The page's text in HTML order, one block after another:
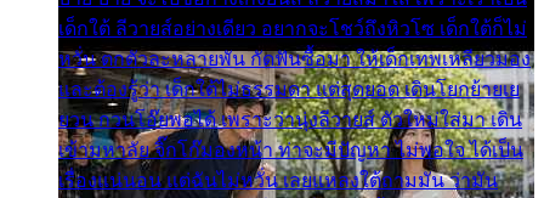
เด็กใต้ ลีวายส์อย่างเดียว อยากจะโชว์ถึงหิวโซ เด็กใต้ก็ไม่
หวั่น ตกตัวละหลายพัน กัดฟันซื้อมา ให้เด็กเทพเหลียวมอง
และต้องรู้ว่า เด็กใต้ไม่ธรรมดา แต่สุดยอด เดินโยกย้ายเย
ยวน กวนโอ๊ยพอได้ เพราะว่านุ่งลีวายส์ ตัวใหม่ใส่มา เดิน
เข้ามหาลัย จิ๊กโก๊มองหน้า ท่าจะมีปัญหา ไม่พอใจ ได้เป็น
เรื่องแน่นอน แต่ฉันไม่หวั่น เลยแหลงใต้ถามมัน ว่ามัน